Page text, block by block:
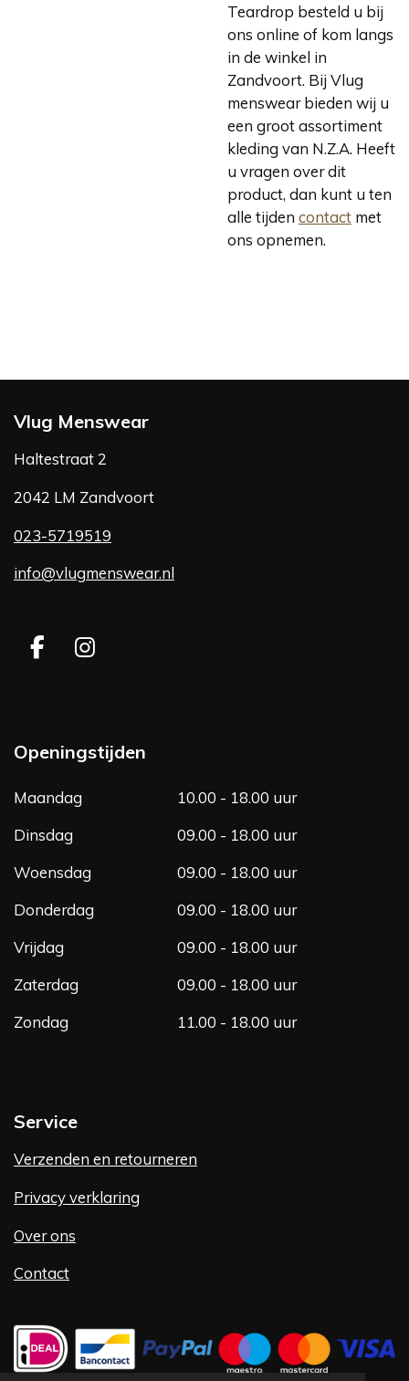
Teardrop besteld u bij
ons online of kom langs
in de winkel in
Zandvoort. Bij Vlug
menswear bieden wij u
een groot assortiment
kleding van N.Z.A. Heeft
u vragen over dit
product, dan kunt u ten
alle tijden contact met
ons opnemen.
Vlug Menswear
Haltestraat 2
2042 LM Zandvoort
023-5719519
info@vlugmenswear.nl
F
b
k
I
a
g
Openingstijden
Maandag
10.00 - 18.00 uur
Dinsdag
09.00 - 18.00 uur
Woensdag
09.00 - 18.00 uur
Donderdag
09.00 - 18.00 uur
Vrijdag
09.00 - 18.00 uur
Zaterdag
09.00 - 18.00 uur
Zondag
11.00 - 18.00 uur
Service
Verzenden en retourneren
Privacy verklaring
Over ons
Contact